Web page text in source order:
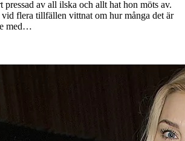
pressad av all ilska och allt hat hon möts av.
flera tillfällen vittnat om hur många det är
med…